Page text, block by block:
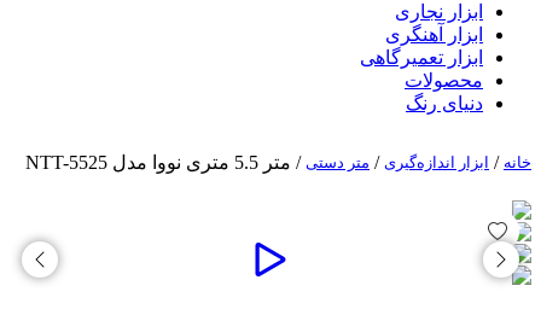
ابزار نجاری
ابزار آهنگری
ابزار تعمیرگاهی
محصولات
دنیای رنگ
خانه / ابزار اندازه‌گیری / متر دستی / متر 5.5 متری نووا مدل NTT-5525